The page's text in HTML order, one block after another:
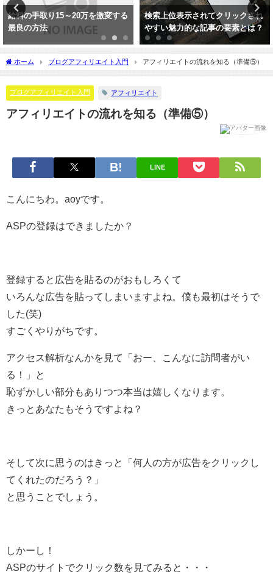
給料の手取り15～20万を激変する
最良の方法
検索上位表示されてクリックされ
やすい魅力的な記事の要素とは？
ホーム ブログアフィリエイト入門 アフィリエイトの流れを知る（準備⑤）
ブログアフィリエイト入門 アフィリエイト
アフィリエイトの流れを知る（準備⑤）
LINE
こんにちわ。aoyです。
ASPの登録はできましたか？
登録すると広告を貼るのがおもしろくて
いろんな広告を貼ってしまいますよね。僕も最初はそうで
した(笑)
すごくやりがちです。
アクセス解析なんかを見て「おー、こんなに訪問者がい
る！」と
恥ずかしい部分もありつつ本当は嬉しくなります。
きっとあなたもそうですよね？
そして次に思うのはきっと「何人の方が広告をクリックし
てくれたのだろう？」
と思うことでしょう。
しかーし！
ASPのサイトでクリック数を見てみると・・・